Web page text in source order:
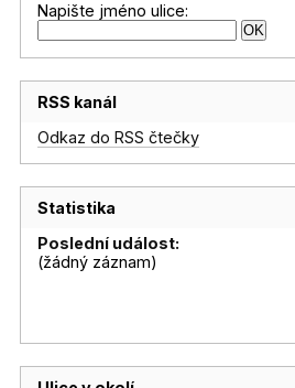
Napište jméno ulice:
RSS kanál
Odkaz do RSS čtečky
Statistika
Poslední událost:
(žádný záznam)